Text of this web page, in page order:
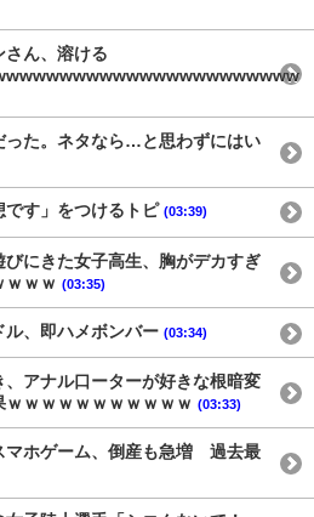
さん、溶ける
った。ネタなら…と思わずにはい
す」をつけるトピ (03:39)
びにきた女子高生、胸がデカすぎ
ｗｗｗ (03:35)
ル、即ハメボンバー (03:34)
、アナル口ーターが好きな根暗変
ｗｗｗｗｗｗｗｗｗｗ (03:33)
マホゲーム、倒産も急増 過去最